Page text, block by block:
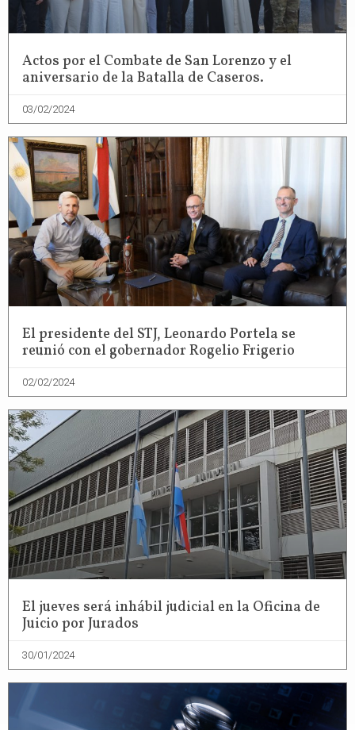
Actos por el Combate de San Lorenzo y el
aniversario de la Batalla de Caseros.
03/02/2024
El presidente del STJ, Leonardo Portela se
reunió con el gobernador Rogelio Frigerio
02/02/2024
El jueves será inhábil judicial en la Oficina de
Juicio por Jurados
30/01/2024